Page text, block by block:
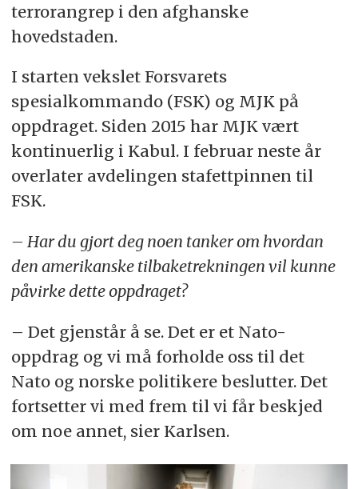
terrorangrep i den afghanske
hovedstaden.
I starten vekslet Forsvarets
spesialkommando (FSK) og MJK på
oppdraget. Siden 2015 har MJK vært
kontinuerlig i Kabul. I februar neste år
overlater avdelingen stafettpinnen til
FSK.
– Har du gjort deg noen tanker om hvordan
den amerikanske tilbaketrekningen vil kunne
påvirke dette oppdraget?
– Det gjenstår å se. Det er et Nato-
oppdrag og vi må forholde oss til det
Nato og norske politikere beslutter. Det
fortsetter vi med frem til vi får beskjed
om noe annet, sier Karlsen.